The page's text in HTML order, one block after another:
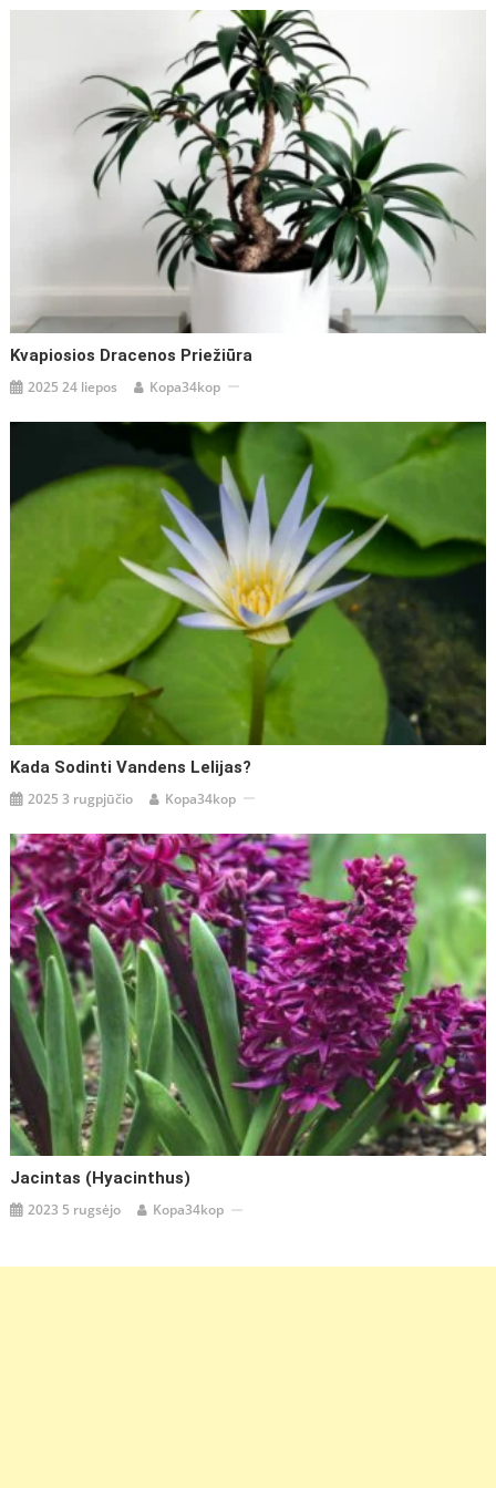
Kvapiosios Dracenos Priežiūra
2025 24 liepos Kopa34kop
Kada Sodinti Vandens Lelijas?
2025 3 rugpjūčio Kopa34kop
Jacintas (Hyacinthus)
2023 5 rugsėjo Kopa34kop